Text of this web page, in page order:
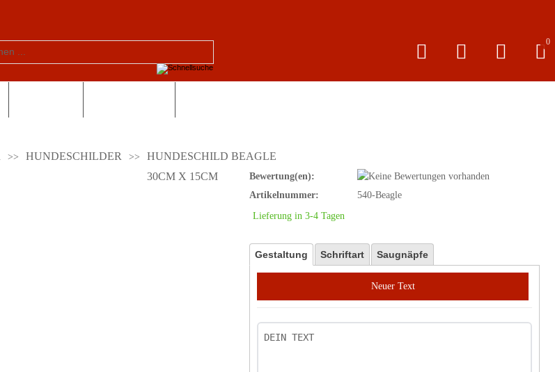
0
HUNDESCHILDER
HUNDESCHILD BEAGLE
30CM X 15CM
Bewertung(en):
Artikelnummer:
540-Beagle
Lieferung in 3-4 Tagen
Gestaltung Schriftart Saugnäpfe
Neuer Text